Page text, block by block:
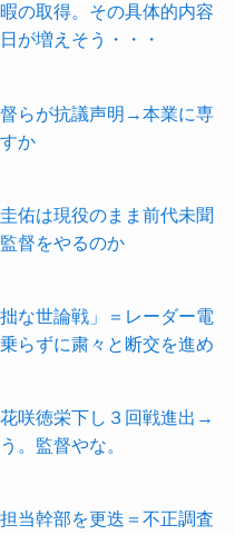
の取得。その具体的内容
が増えそう・・・
らが抗議声明→本業に専
か
佑は現役のまま前代未聞
督をやるのか
な世論戦」＝レーダー電
らずに粛々と断交を進め
咲徳栄下し３回戦進出→
。監督やな。
当幹部を更迭＝不正調査